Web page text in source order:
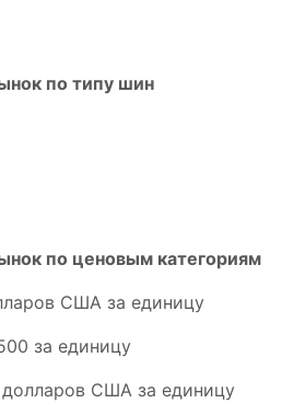
по типу шин
по ценовым категориям
США за единицу
за единицу
США за единицу